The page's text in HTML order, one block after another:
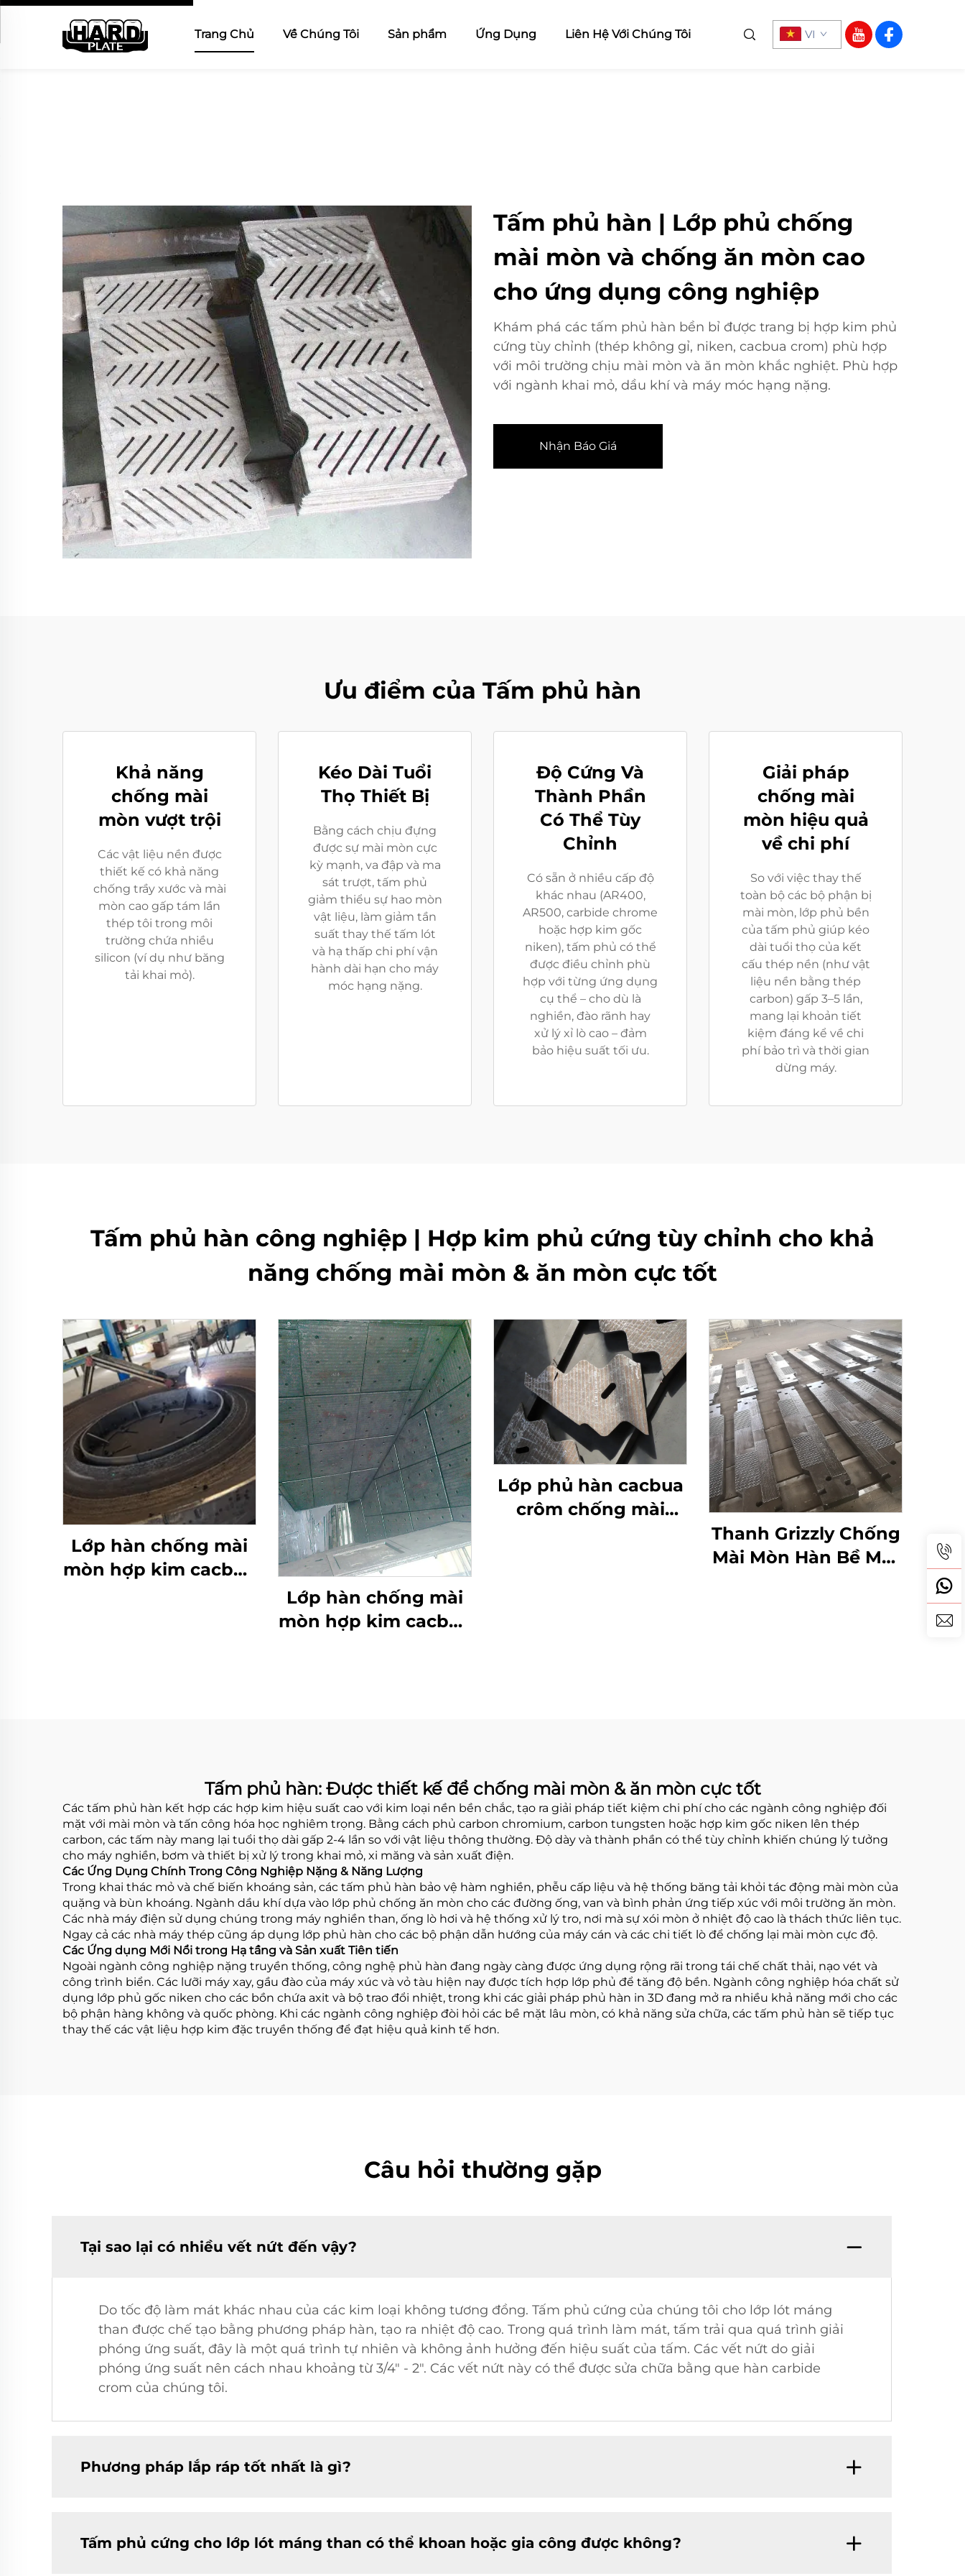
Trang Chủ Về Chúng Tôi Sản phẩm Ứng Dụng Liên Hệ Với Chúng Tôi VI
Tấm phủ hàn | Lớp phủ chống
mài mòn và chống ăn mòn cao
cho ứng dụng công nghiệp
Khám phá các tấm phủ hàn bền bỉ được trang bị hợp kim phủ
cứng tùy chỉnh (thép không gỉ, niken, cacbua crom) phù hợp
với môi trường chịu mài mòn và ăn mòn khắc nghiệt. Phù hợp
với ngành khai mỏ, dầu khí và máy móc hạng nặng.
Nhận Báo Giá
Ưu điểm của Tấm phủ hàn
Khả năng
chống mài
mòn vượt trội
Các vật liệu nền được
thiết kế có khả năng
chống trầy xước và mài
mòn cao gấp tám lần
thép tôi trong môi
trường chứa nhiều
silicon (ví dụ như băng
tải khai mỏ).
Kéo Dài Tuổi
Thọ Thiết Bị
Bằng cách chịu đựng
được sự mài mòn cực
kỳ mạnh, va đập và ma
sát trượt, tấm phủ
giảm thiểu sự hao mòn
vật liệu, làm giảm tần
suất thay thế tấm lót
và hạ thấp chi phí vận
hành dài hạn cho máy
móc hạng nặng.
Độ Cứng Và
Thành Phần
Có Thể Tùy
Chỉnh
Có sẵn ở nhiều cấp độ
khác nhau (AR400,
AR500, carbide chrome
hoặc hợp kim gốc
niken), tấm phủ có thể
được điều chỉnh phù
hợp với từng ứng dụng
cụ thể – cho dù là
nghiền, đào rãnh hay
xử lý xỉ lò cao – đảm
bảo hiệu suất tối ưu.
Giải pháp
chống mài
mòn hiệu quả
về chi phí
So với việc thay thế
toàn bộ các bộ phận bị
mài mòn, lớp phủ bền
của tấm phủ giúp kéo
dài tuổi thọ của kết
cấu thép nền (như vật
liệu nền bằng thép
carbon) gấp 3–5 lần,
mang lại khoản tiết
kiệm đáng kể về chi
phí bảo trì và thời gian
dừng máy.
Tấm phủ hàn công nghiệp | Hợp kim phủ cứng tùy chỉnh cho khả
năng chống mài mòn & ăn mòn cực tốt
Lớp hàn chống mài
mòn hợp kim cacbua
Lớp hàn chống mài
mòn hợp kim cacbua
Lớp phủ hàn cacbua
crôm chống mài
Thanh Grizzly Chống
Mài Mòn Hàn Bề Mặt
Tấm phủ hàn: Được thiết kế để chống mài mòn & ăn mòn cực tốt
Các tấm phủ hàn kết hợp các hợp kim hiệu suất cao với kim loại nền bền chắc, tạo ra giải pháp tiết kiệm chi phí cho các ngành công nghiệp đối
mặt với mài mòn và tấn công hóa học nghiêm trọng. Bằng cách phủ carbon chromium, carbon tungsten hoặc hợp kim gốc niken lên thép
carbon, các tấm này mang lại tuổi thọ dài gấp 2-4 lần so với vật liệu thông thường. Độ dày và thành phần có thể tùy chỉnh khiến chúng lý tưởng
cho máy nghiền, bơm và thiết bị xử lý trong khai mỏ, xi măng và sản xuất điện.
Các Ứng Dụng Chính Trong Công Nghiệp Nặng & Năng Lượng
Trong khai thác mỏ và chế biến khoáng sản, các tấm phủ hàn bảo vệ hàm nghiền, phễu cấp liệu và hệ thống băng tải khỏi tác động mài mòn của
quặng và bùn khoáng. Ngành dầu khí dựa vào lớp phủ chống ăn mòn cho các đường ống, van và bình phản ứng tiếp xúc với môi trường ăn mòn.
Các nhà máy điện sử dụng chúng trong máy nghiền than, ống lò hơi và hệ thống xử lý tro, nơi mà sự xói mòn ở nhiệt độ cao là thách thức liên tục.
Ngay cả các nhà máy thép cũng áp dụng lớp phủ hàn cho các bộ phận dẫn hướng của máy cán và các chi tiết lò để chống lại mài mòn cực độ.
Các Ứng dụng Mới Nổi trong Hạ tầng và Sản xuất Tiên tiến
Ngoài ngành công nghiệp nặng truyền thống, công nghệ phủ hàn đang ngày càng được ứng dụng rộng rãi trong tái chế chất thải, nạo vét và
công trình biển. Các lưỡi máy xay, gầu đào của máy xúc và vỏ tàu hiện nay được tích hợp lớp phủ để tăng độ bền. Ngành công nghiệp hóa chất sử
dụng lớp phủ gốc niken cho các bồn chứa axit và bộ trao đổi nhiệt, trong khi các giải pháp phủ hàn in 3D đang mở ra nhiều khả năng mới cho các
bộ phận hàng không và quốc phòng. Khi các ngành công nghiệp đòi hỏi các bề mặt lâu mòn, có khả năng sửa chữa, các tấm phủ hàn sẽ tiếp tục
thay thế các vật liệu hợp kim đặc truyền thống để đạt hiệu quả kinh tế hơn.
Câu hỏi thường gặp
Tại sao lại có nhiều vết nứt đến vậy?
Do tốc độ làm mát khác nhau của các kim loại không tương đồng. Tấm phủ cứng của chúng tôi cho lớp lót máng
than được chế tạo bằng phương pháp hàn, tạo ra nhiệt độ cao. Trong quá trình làm mát, tấm trải qua quá trình giải
phóng ứng suất, đây là một quá trình tự nhiên và không ảnh hưởng đến hiệu suất của tấm. Các vết nứt do giải
phóng ứng suất nên cách nhau khoảng từ 3/4" - 2". Các vết nứt này có thể được sửa chữa bằng que hàn carbide
crom của chúng tôi.
Phương pháp lắp ráp tốt nhất là gì?
Tấm phủ cứng cho lớp lót máng than có thể khoan hoặc gia công được không?